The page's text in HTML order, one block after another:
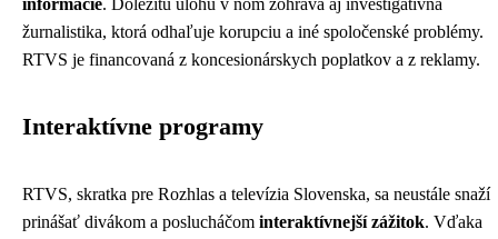
informácie. Dôležitú úlohu v ňom zohráva aj investigatívna
žurnalistika, ktorá odhaľuje korupciu a iné spoločenské problémy.
RTVS je financovaná z koncesionárskych poplatkov a z reklamy.
Interaktívne programy
RTVS, skratka pre Rozhlas a televízia Slovenska, sa neustále snaží
prinášať divákom a poslucháčom interaktívnejší zážitok. Vďaka